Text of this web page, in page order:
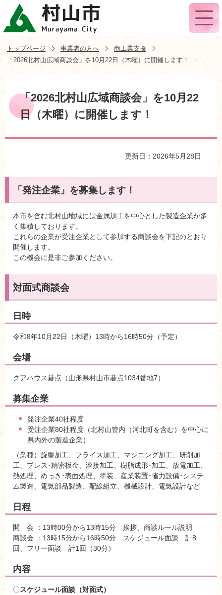
トップページ 事業者の方へ
商工業支援
「2026北村山広域商談会」を10月22日（木曜）に開催します！
「2026北村山広域商談会」を10月22
日（木曜）に開催します！
更新日：2026年5月28日
「発注企業」を募集します！
本市を含む北村山地域には金属加工を中心とした製造企業が多
く集積しております。
これらの企業が受注企業として参加する商談会を下記のとおり
開催します。
この機会に是非ご参加ください。
対面式商談会
日時
令和8年10月22日（木曜）13時から16時50分（予定）
会場
クアハウス碁点（山形県村山市碁点1034番地7）
募集企業
発注企業40社程度
受注企業80社程度（北村山管内（河北町を含む）を中心に
県内外の製造企業）
（業種）旋盤加工、フライス加工、マシニング加工、研削加
工、プレス･精密板金、溶接加工、樹脂成形･加工、放電加工、
熱処理、めっき･表面処理、塗装、産業装置･省力設備･システ
ム製造、電気部品製造、配線組立、機械設計、電気設計など
日程
開 会 ：13時00分から13時15分 挨拶、商談ルール説明
商談会 ：13時15分から16時50分 スケジュール面談 計8
回、フリー面談 計1回（30分）
内容
〇スケジュール面談（対面式）